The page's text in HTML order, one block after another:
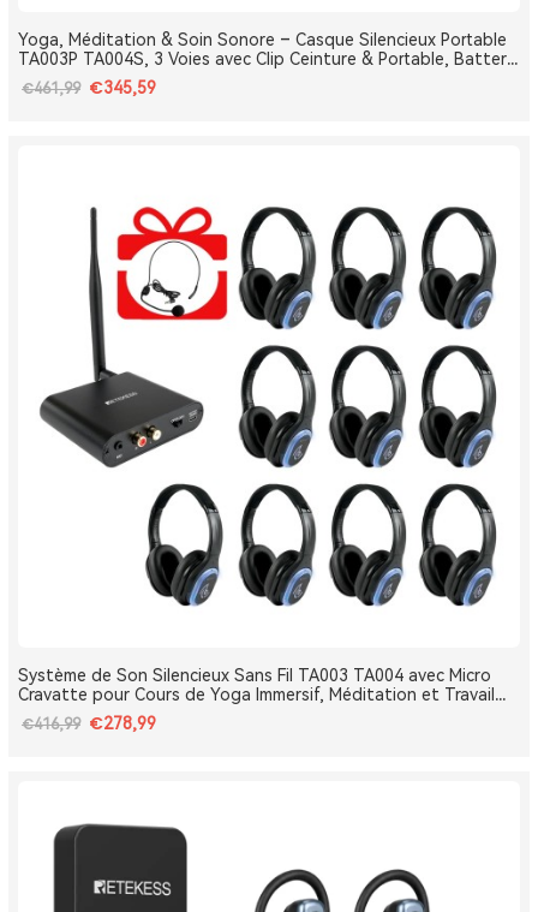
Yoga, Méditation & Soin Sonore – Casque Silencieux Portable
TA003P TA004S, 3 Voies avec Clip Ceinture & Portable, Batterie
Amovible, Bluetooth, Bass Boost
€461,99 €345,59
Système de Son Silencieux Sans Fil TA003 TA004 avec Micro
Cravatte pour Cours de Yoga Immersif, Méditation et Travail
Respiratoire
€416,99 €278,99